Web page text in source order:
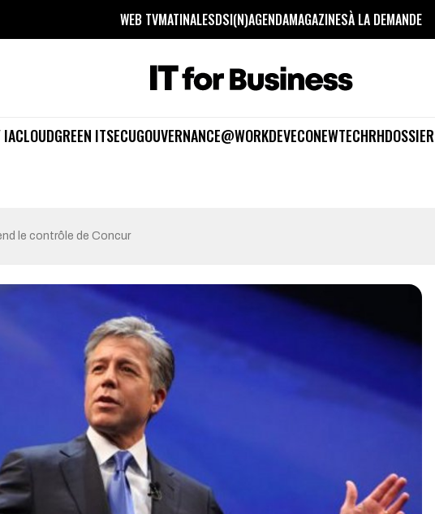
WEB TVMATINALESDSI(N)AGENDAMAGAZINESÀ LA DEMANDE
IACLOUDGREEN ITSECUGOUVERNANCE@WORKDEVECONEWTECHRH
le contrôle de Concur